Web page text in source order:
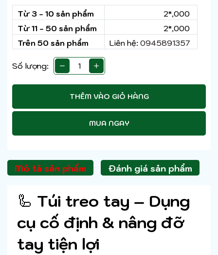
Từ 3 - 10 sản phẩm
2*,000
Từ 11 - 50 sản phẩm
2*,000
Trên 50 sản phẩm
Liên hệ: 0945891357
Số lượng:
THÊM VÀO GIỎ HÀNG
MUA NGAY
Mô tả sản phẩm Đánh giá sản phẩm
🦾 Túi treo tay – Dụng
cụ cố định & nâng đỡ
tay tiện lợi